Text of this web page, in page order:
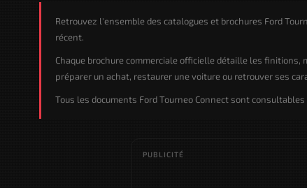
Retrouvez l'ensemble des catalogues et brochures Ford
récent.
Chaque brochure commerciale officielle détaille les
préparer un achat, restaurer une voiture ou retrouver ses
Tous les documents Ford Tourneo Connect sont
PUBLICITÉ